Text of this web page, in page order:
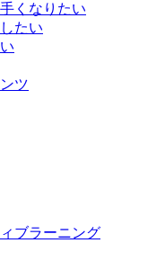
くなりたい
たい
ツ
ブラーニング